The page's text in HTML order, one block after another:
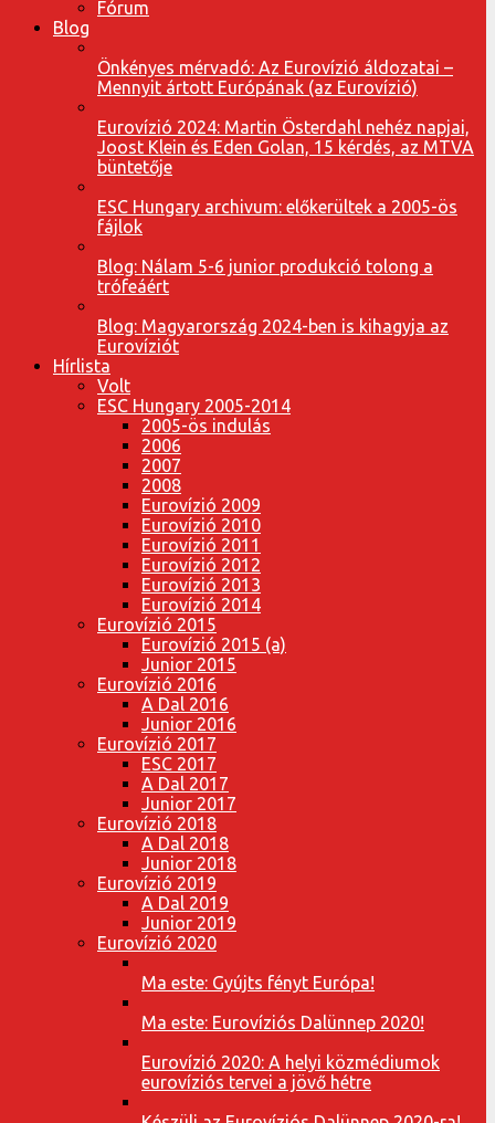
Fórum
Blog
Önkényes mérvadó: Az Eurovízió áldozatai –
Mennyit ártott Európának (az Eurovízió)
Eurovízió 2024: Martin Österdahl nehéz napjai,
Joost Klein és Eden Golan, 15 kérdés, az MTVA
büntetője
ESC Hungary archivum: előkerültek a 2005-ös
fájlok
Blog: Nálam 5-6 junior produkció tolong a
trófeáért
Blog: Magyarország 2024-ben is kihagyja az
Eurovíziót
Hírlista
Volt
ESC Hungary 2005-2014
2005-ös indulás
2006
2007
2008
Eurovízió 2009
Eurovízió 2010
Eurovízió 2011
Eurovízió 2012
Eurovízió 2013
Eurovízió 2014
Eurovízió 2015
Eurovízió 2015 (a)
Junior 2015
Eurovízió 2016
A Dal 2016
Junior 2016
Eurovízió 2017
ESC 2017
A Dal 2017
Junior 2017
Eurovízió 2018
A Dal 2018
Junior 2018
Eurovízió 2019
A Dal 2019
Junior 2019
Eurovízió 2020
Ma este: Gyújts fényt Európa!
Ma este: Eurovíziós Dalünnep 2020!
Eurovízió 2020: A helyi közmédiumok
eurovíziós tervei a jövő hétre